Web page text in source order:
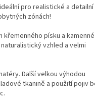
pro realistické a detailní
zónách!
písku a kamenné
vzhled a velmi
Další velkou výhodou
tkanině a použití pojiv